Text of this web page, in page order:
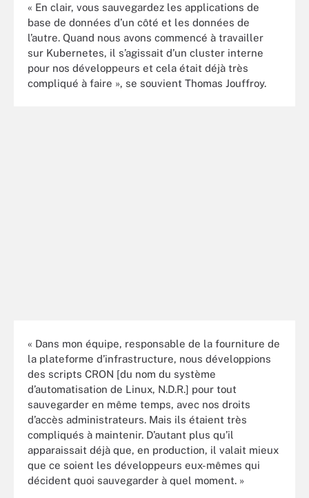
« En clair, vous sauvegardez les applications de
base de données d’un côté et les données de
l’autre. Quand nous avons commencé à travailler
sur Kubernetes, il s’agissait d’un cluster interne
pour nos développeurs et cela était déjà très
compliqué à faire », se souvient Thomas Jouffroy.
« Dans mon équipe, responsable de la fourniture de
la plateforme d’infrastructure, nous développions
des scripts CRON [du nom du système
d’automatisation de Linux, N.D.R.] pour tout
sauvegarder en même temps, avec nos droits
d’accès administrateurs. Mais ils étaient très
compliqués à maintenir. D’autant plus qu’il
apparaissait déjà que, en production, il valait mieux
que ce soient les développeurs eux-mêmes qui
décident quoi sauvegarder à quel moment. »